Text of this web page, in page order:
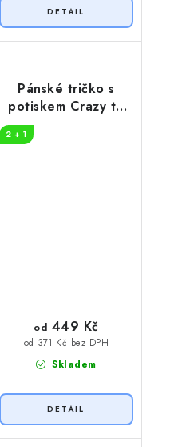
Pánské tričko s
potiskem Crazy to
2 + 1
Skladem
od 371 Kč bez DPH
od 449 Kč